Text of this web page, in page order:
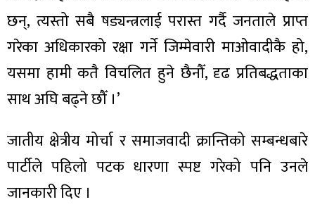
छन्, त्यस्तो सबै षड्यन्त्रलाई परास्त गर्दै जनताले प्राप्त
गरेका अधिकारको रक्षा गर्ने जिम्मेवारी माओवादीकै हो,
यसमा हामी कतै विचलित हुने छैनौँ, दृढ प्रतिबद्धताका
साथ अघि बढ्ने छौँ ।’
जातीय क्षेत्रीय मोर्चा र समाजवादी क्रान्तिको सम्बन्धबारे
पार्टीले पहिलो पटक धारणा स्पष्ट गरेको पनि उनले
जानकारी दिए ।